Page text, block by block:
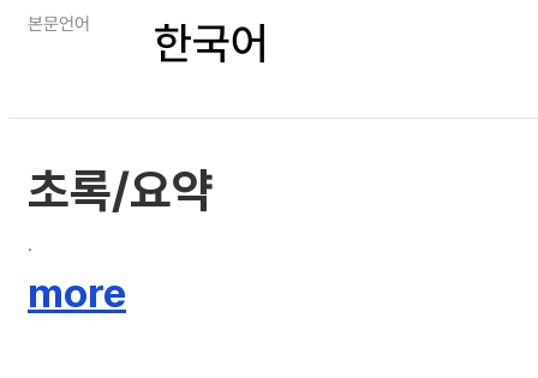
본문언어 한국어
초록/요약
.
more